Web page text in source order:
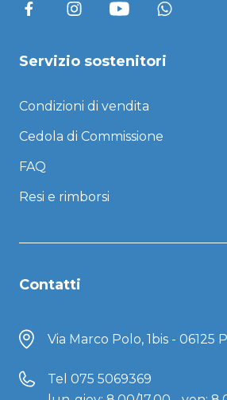
Servizio sostenitori
Condizioni di vendita
Cedola di Commissione
FAQ
Resi e rimborsi
Contatti
Via Marco Polo, 1bis - 06125
Tel 075 5069369